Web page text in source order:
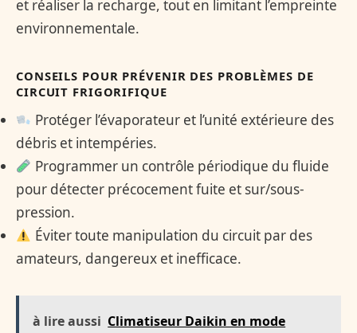
et réaliser la recharge, tout en limitant l’empreinte
environnementale.
CONSEILS POUR PRÉVENIR DES PROBLÈMES DE
CIRCUIT FRIGORIFIQUE
Protéger l’évaporateur et l’unité extérieure des
débris et intempéries.
Programmer un contrôle périodique du fluide
pour détecter précocement fuite et sur/sous-
pression.
Éviter toute manipulation du circuit par des
amateurs, dangereux et inefficace.
à lire aussi Climatiseur Daikin en mode